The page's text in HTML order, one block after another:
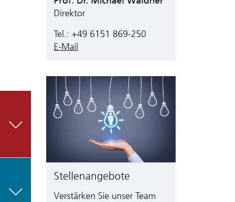
Direktor
Tel.: +49 6151 869-250
E-Mail
Stellenangebote
Verstärken Sie unser Team